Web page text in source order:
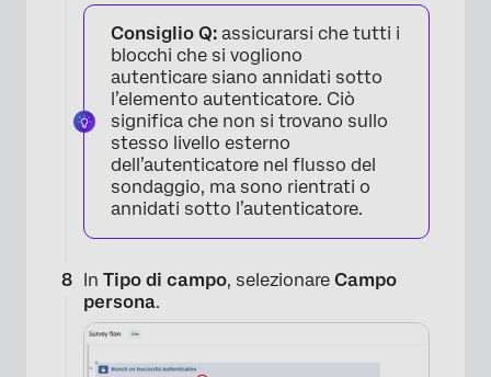
×
Consiglio Q: assicurarsi che tutti i
blocchi che si vogliono
autenticare siano annidati sotto
l’elemento autenticatore. Ciò
significa che non si trovano sullo
stesso livello esterno
dell’autenticatore nel flusso del
sondaggio, ma sono rientrati o
annidati sotto l’autenticatore.
In Tipo di campo, selezionare Campo
persona.